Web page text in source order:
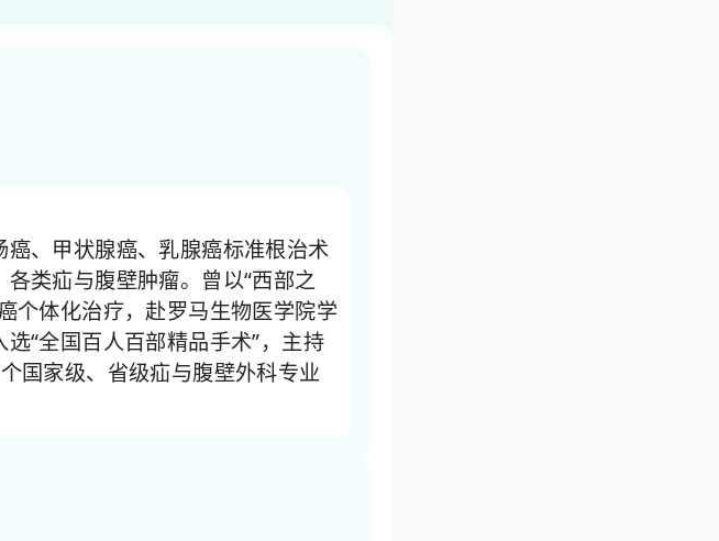
、甲状腺癌、乳腺癌标准根治术
类疝与腹壁肿瘤。曾以“西部之
个体化治疗，赴罗马生物医学院学
“全国百人百部精品手术”，主持
国家级、省级疝与腹壁外科专业